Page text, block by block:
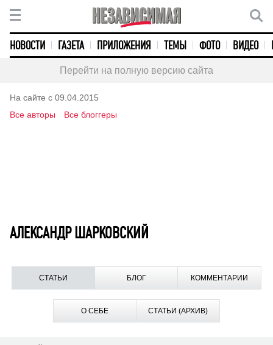
НОВОСТИ ГАЗЕТА ПРИЛОЖЕНИЯ ТЕМЫ ФОТО ВИДЕО
Перейти на полную версию сайта
На сайте с 09.04.2015
Все авторы
Все блоггеры
АЛЕКСАНДР ШАРКОВСКИЙ
СТАТЬИ БЛОГ КОММЕНТАРИИ
О СЕБЕ СТАТЬИ (АРХИВ)